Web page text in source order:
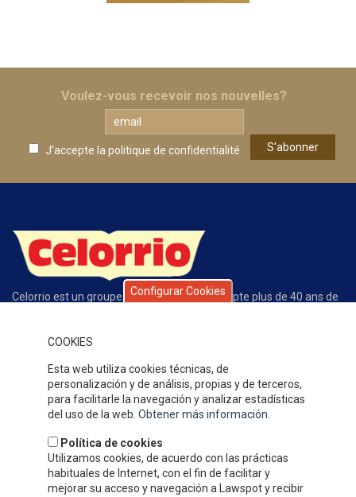
Configurar Cookies
COOKIES
Esta web utiliza cookies técnicas, de
personalización y de análisis, propias y de terceros,
para facilitarle la navegación y analizar estadísticas
del uso de la web. Obtener más información
Política de cookies
Utilizamos cookies, de acuerdo con las prácticas
habituales de Internet, con el fin de facilitar y
mejorar su acceso y navegación a Lawspot y recibir
Voulez-vous recevoir nos nouvelles?
J'accepte la politique de confidentialité
Celorrio est un groupe d’entreprises qui compte plus de 40 ans de
client et la compétitivité de notre offre expliquent le grand
secteur.
OÙ SOMMES-NOUS